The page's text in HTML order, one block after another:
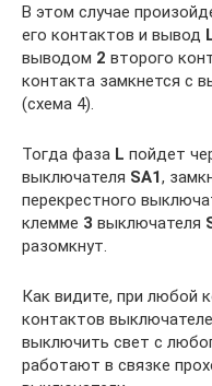
В этом случае
его контактов и вывод
выводом 2 второго
контакта замкнется с
(схема 4).
Тогда фаза L пойдет
выключателя SA1,
перекрестного
клемме 3 выключателя
разомкнут.
Как видите, при любой
контактов
выключить свет с
работают в связке